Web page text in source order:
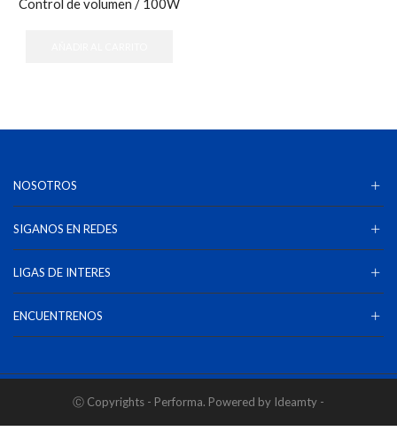
Control de volumen / 100W
NOSOTROS
SIGANOS EN REDES
LIGAS DE INTERES
ENCUENTRENOS
Ⓒ Copyrights - Performa. Powered by Ideamty -